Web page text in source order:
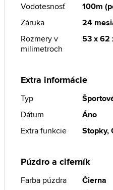
Vodotesnosť
100m
Záruka
24
Rozmery v
milimetroch
53 x 62
Extra informácie
Typ
Dátum
Áno
Extra funkcie
Stopky,
Púzdro a ciferník
Farba púzdra
Čierna